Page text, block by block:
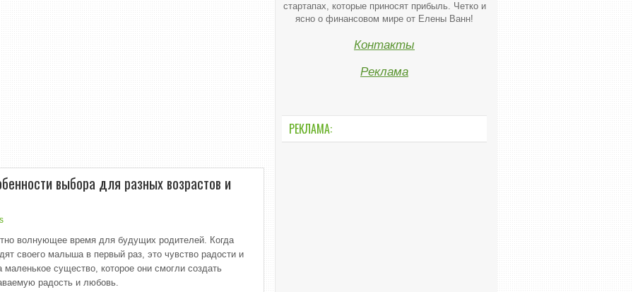
выбора для разных возрастов и
волнующее время для будущих родителей. Когда
своего малыша в первый раз, это чувство радости и
существо, которое они смогли создать
радость и любовь.
стартапах, которые приносят прибыль. Четко и
ясно о финансовом мире от Елены Ванн!
Контакты
Реклама
РЕКЛАМА: